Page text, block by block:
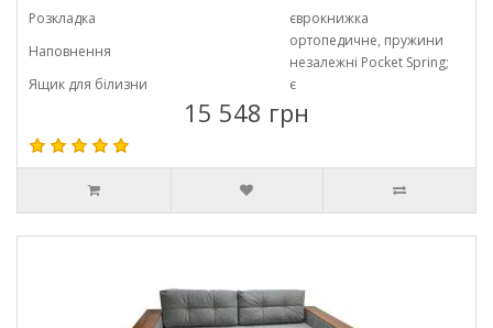
Розкладка
єврокнижка
Наповнення
ортопедичне, пружини
незалежні Pocket Spring;
Ящик для білизни
є
15 548 грн